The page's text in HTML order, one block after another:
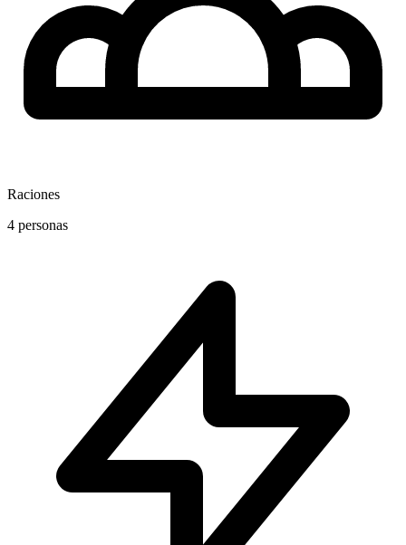
Raciones
4 personas